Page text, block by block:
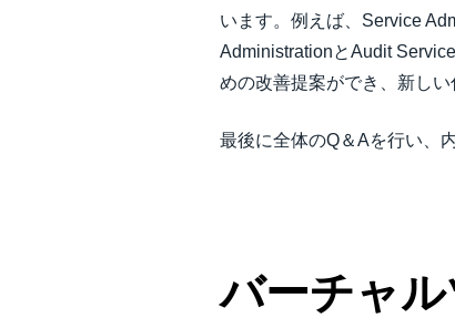
います。例えば、Service
AdministrationとAudit
めの改善提案ができ、新し
最後に全体のQ＆Aを行い、
バーチャ